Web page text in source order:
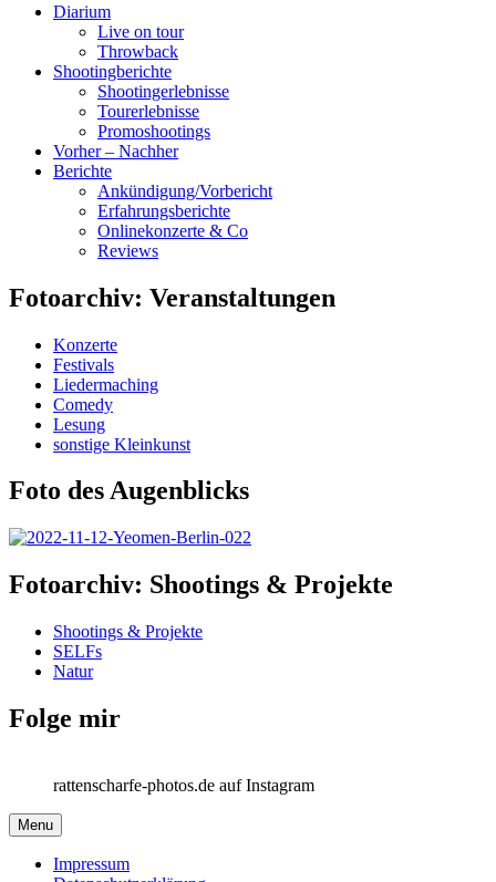
Diarium
Live on tour
Throwback
Shootingberichte
Shootingerlebnisse
Tourerlebnisse
Promoshootings
Vorher – Nachher
Berichte
Ankündigung/Vorbericht
Erfahrungsberichte
Onlinekonzerte & Co
Reviews
Fotoarchiv: Veranstaltungen
Konzerte
Festivals
Liedermaching
Comedy
Lesung
sonstige Kleinkunst
Foto des Augenblicks
Fotoarchiv: Shootings & Projekte
Shootings & Projekte
SELFs
Natur
Folge mir
rattenscharfe-photos.de auf Instagram
Menu
Impressum